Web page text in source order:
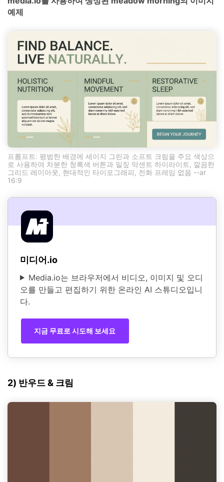
예제
프롬프트: 평범한 배경에 세이지 그린과 소프트 크림을 주요 색상으
로 사용하여 차분한 청록색 버튼과 밀짚 악센트 하이라이트, 깔끔한
그리드 레이아웃, 현대적인 타이포그래피, 전화 프레임 없음 --ar
16:9
미디어.io
Media.io는 브라우저에서 비디오, 이미지 및 오디
오를 만들고 편집하기 위한 온라인 AI 스튜디오입니
다.
지금 무료로 시도해 보세요
2) 반우드 & 크림